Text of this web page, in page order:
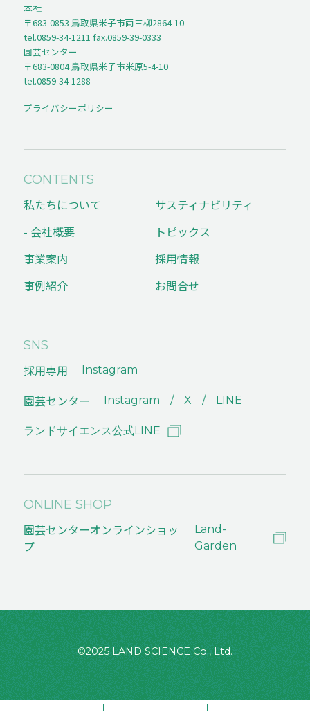
本社
〒683-0853 鳥取県米子市両三柳2864-10
tel.0859-34-1211 fax.0859-39-0333
園芸センター
〒683-0804 鳥取県米子市米原5-4-10
tel.0859-34-1288
プライバシーポリシー
CONTENTS
私たちについて
- 会社概要
事業案内
事例紹介
サスティナビリティ
トピックス
採用情報
お問合せ
SNS
採用専用 Instagram
園芸センター Instagram X LINE
ランドサイエンス公式LINE
ONLINE SHOP
園芸センターオンラインショッ
プ
Land-
Garden
©2025 LAND SCIENCE Co., Ltd.